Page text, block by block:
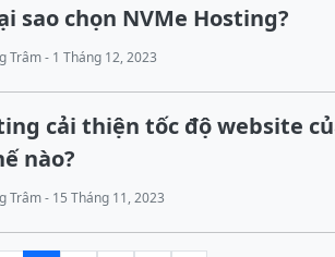
sao chọn NVMe Hosting?
Trâm - 1 Tháng 12, 2023
cải thiện tốc độ website
nào?
Trâm - 15 Tháng 11, 2023